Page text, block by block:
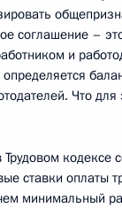
Президента
Москва
соглашение –
и
Что
кодексе
ставки оплаты
минимальный